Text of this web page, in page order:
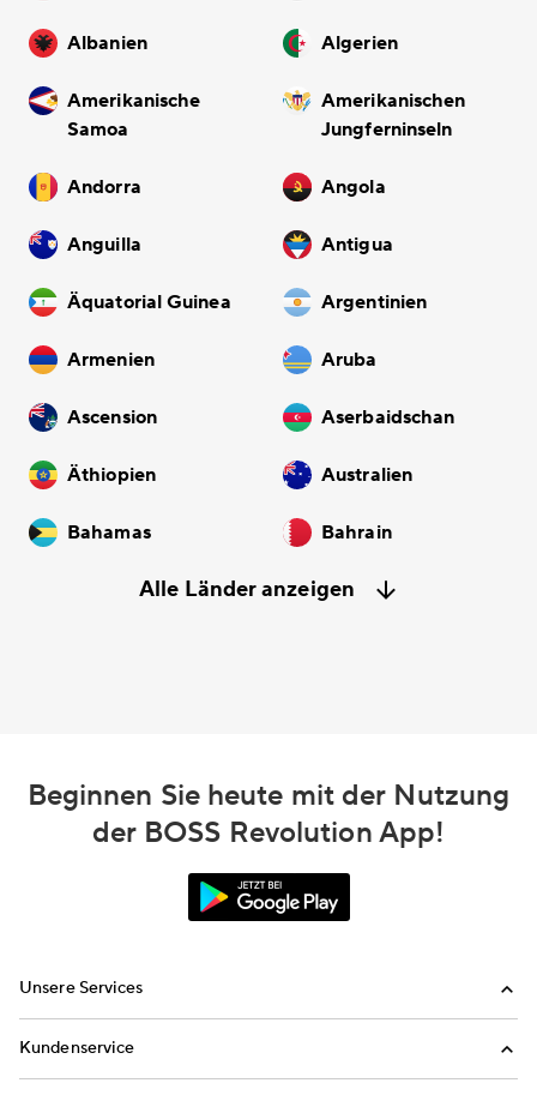
Albanien Algerien
Amerikanische
Samoa
Amerikanischen
Jungferninseln
Andorra Angola
Anguilla Antigua
Äquatorial Guinea Argentinien
Armenien Aruba
Ascension Aserbaidschan
Äthiopien Australien
Bahamas Bahrain
Alle Länder anzeigen
Beginnen Sie heute mit der Nutzung
der BOSS Revolution App!
Unsere Services
Aufladen
Kundenservice